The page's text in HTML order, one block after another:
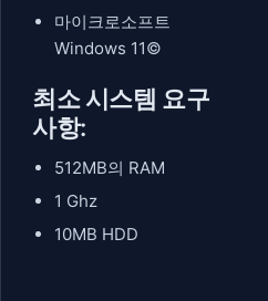
마이크로소프트
Windows 11©
최소 시스템 요구
사항:
512MB의 RAM
1 Ghz
10MB HDD